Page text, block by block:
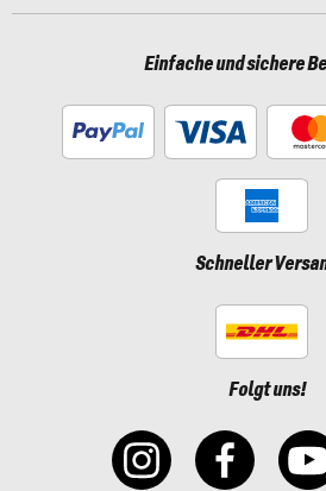
Einfache und sichere
Schneller
Folgt uns!